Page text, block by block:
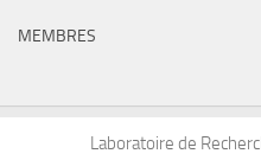
MEMBRES
Laboratoire de